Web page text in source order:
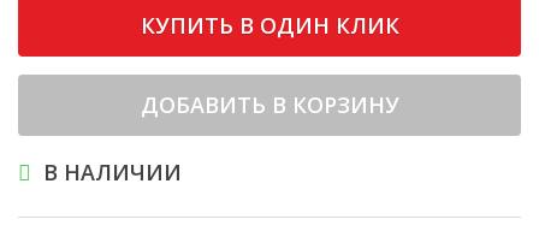
КУПИТЬ В ОДИН КЛИК
ДОБАВИТЬ В КОРЗИНУ
В НАЛИЧИИ